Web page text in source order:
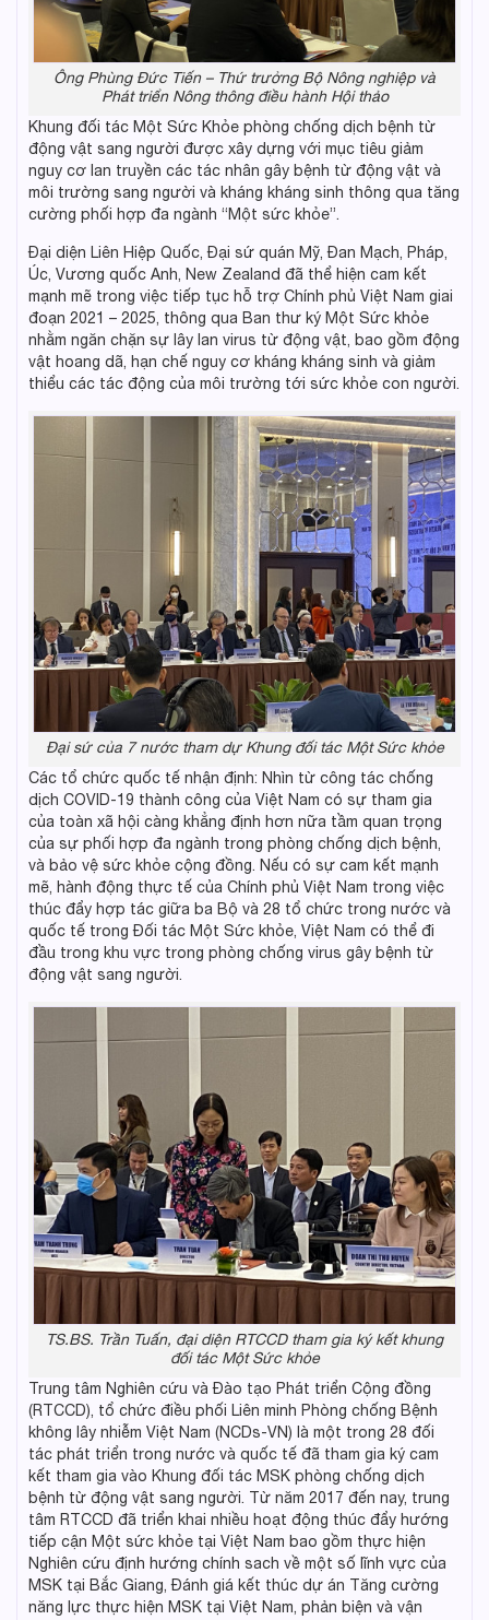
Ông Phùng Đức Tiến – Thứ trưởng Bộ Nông nghiệp và
Phát triển Nông thông điều hành Hội thảo
Khung đối tác Một Sức Khỏe phòng chống dịch bệnh từ
động vật sang người được xây dựng với mục tiêu giảm
nguy cơ lan truyền các tác nhân gây bệnh từ động vật và
môi trường sang người và kháng kháng sinh thông qua tăng
cường phối hợp đa ngành “Một sức khỏe”.
Đại diện Liên Hiệp Quốc, Đại sứ quán Mỹ, Đan Mạch, Pháp,
Úc, Vương quốc Anh, New Zealand đã thể hiện cam kết
mạnh mẽ trong việc tiếp tục hỗ trợ Chính phủ Việt Nam giai
đoạn 2021 – 2025, thông qua Ban thư ký Một Sức khỏe
nhằm ngăn chặn sự lây lan virus từ động vật, bao gồm động
vật hoang dã, hạn chế nguy cơ kháng kháng sinh và giảm
thiểu các tác động của môi trường tới sức khỏe con người.
Đại sứ của 7 nước tham dự Khung đối tác Một Sức khỏe
Các tổ chức quốc tế nhận định: Nhìn từ công tác chống
dịch COVID-19 thành công của Việt Nam có sự tham gia
của toàn xã hội càng khẳng định hơn nữa tầm quan trọng
của sự phối hợp đa ngành trong phòng chống dịch bệnh,
và bảo vệ sức khỏe cộng đồng. Nếu có sự cam kết mạnh
mẽ, hành động thực tế của Chính phủ Việt Nam trong việc
thúc đẩy hợp tác giữa ba Bộ và 28 tổ chức trong nước và
quốc tế trong Đối tác Một Sức khỏe, Việt Nam có thể đi
đầu trong khu vực trong phòng chống virus gây bệnh từ
động vật sang người.
TS.BS. Trần Tuấn, đại diện RTCCD tham gia ký kết khung
đối tác Một Sức khỏe
Trung tâm Nghiên cứu và Đào tạo Phát triển Cộng đồng
(RTCCD), tổ chức điều phối Liên minh Phòng chống Bệnh
không lây nhiễm Việt Nam (NCDs-VN) là một trong 28 đối
tác phát triển trong nước và quốc tế đã tham gia ký cam
kết tham gia vào Khung đối tác MSK phòng chống dịch
bệnh từ động vật sang người. Từ năm 2017 đến nay, trung
tâm RTCCD đã triển khai nhiều hoạt động thúc đẩy hướng
tiếp cận Một sức khỏe tại Việt Nam bao gồm thực hiện
Nghiên cứu định hướng chính sach về một số lĩnh vực của
MSK tại Bắc Giang, Đánh giá kết thúc dự án Tăng cường
năng lực thực hiện MSK tại Việt Nam, phản biện và vận